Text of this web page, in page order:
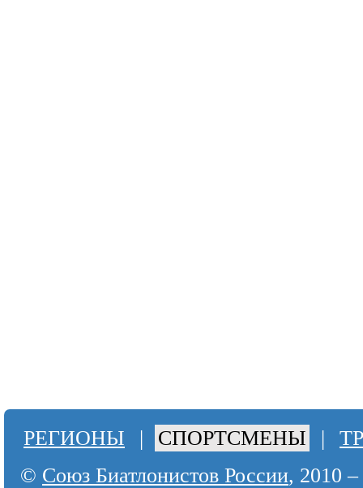
РЕГИОНЫ | СПОРТСМЕНЫ |
© Союз Биатлонистов России, 2010